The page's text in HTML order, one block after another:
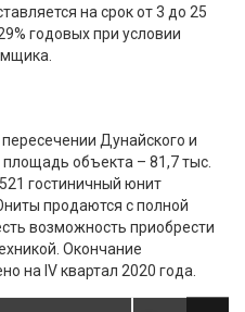
на срок от 3 до 25
годовых при условии
Дунайского и
объекта – 81,7 тыс.
гостиничный юнит
продаются с полной
возможность приобрести
Окончание
на IV квартал 2020 года.